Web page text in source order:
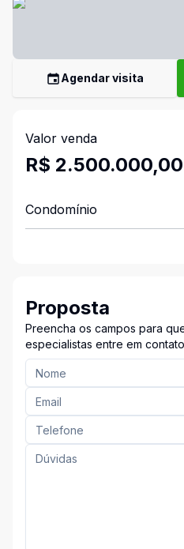
Agendar visita
Valor venda
R$ 2.500.000,00
Condomínio
Proposta
Preencha os campos para
especialistas entre em contato